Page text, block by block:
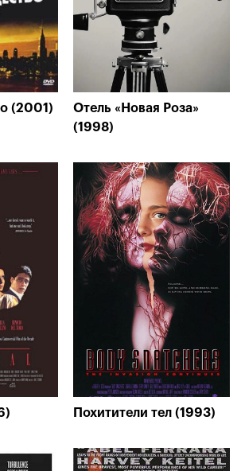
(2001)
Отель «Новая Роза»
(1998)
Похитители тел (1993)